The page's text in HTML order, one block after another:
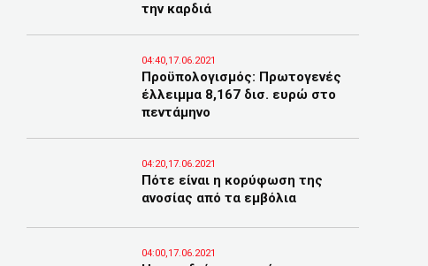
την καρδιά
04:40,17.06.2021
Προϋπολογισμός: Πρωτογενές
έλλειμμα 8,167 δισ. ευρώ στο
πεντάμηνο
04:20,17.06.2021
Πότε είναι η κορύφωση της
ανοσίας από τα εμβόλια
04:00,17.06.2021